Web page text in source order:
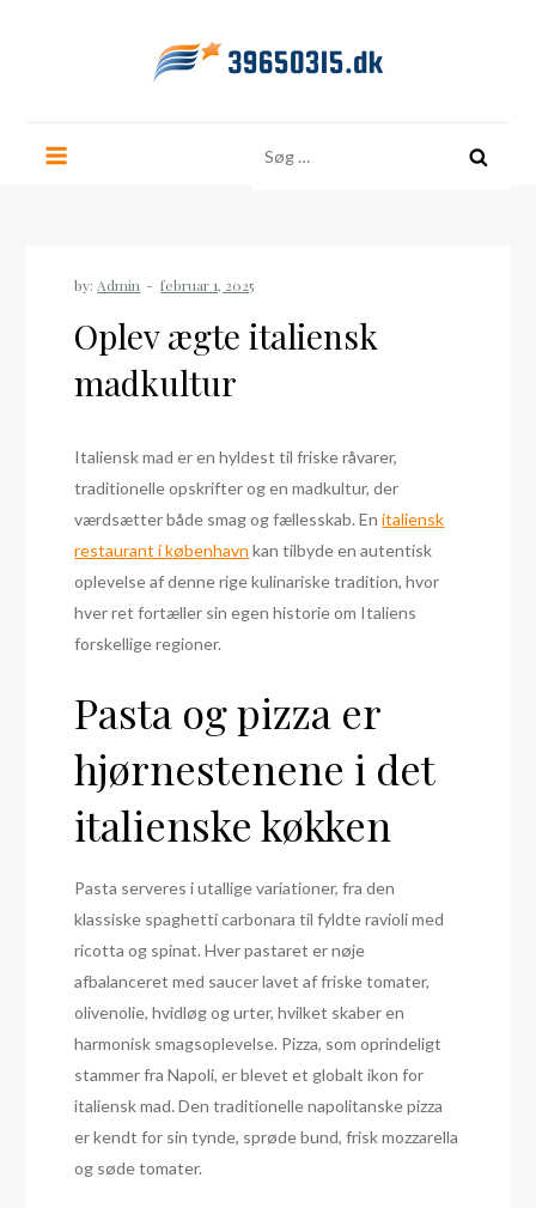
efter:
by: Admin
Oplev ægte italiensk
madkultur
Italiensk mad er en hyldest til friske råvarer,
traditionelle opskrifter og en madkultur, der
værdsætter både smag og fællesskab. Enitaliensk
restaurant i københavn kan tilbyde en autentisk
oplevelse af denne rige kulinariske tradition, hvor
hver ret fortæller sin egen historie om Italiens
forskellige regioner.
Pasta og pizza er
hjørnestenene i det
italienske køkken
Pasta serveres i utallige variationer, fra den
klassiske spaghetti carbonara til fyldte ravioli med
ricotta og spinat. Hver pastaret er nøje
afbalanceret med saucer lavet af friske tomater,
olivenolie, hvidløg og urter, hvilket skaber en
harmonisk smagsoplevelse. Pizza, som oprindeligt
stammer fra Napoli, er blevet et globalt ikon for
italiensk mad. Den traditionelle napolitanske pizza
er kendt for sin tynde, sprøde bund, frisk mozzarella
og søde tomater.